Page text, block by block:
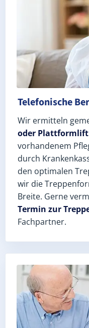
Telefonische
Wir ermitteln
oder Plattformlift
vorhandenem
durch
den optimalen
wir die
Breite. Gerne
Termin zur
Fachpartner.
Exaktes Aufmaß